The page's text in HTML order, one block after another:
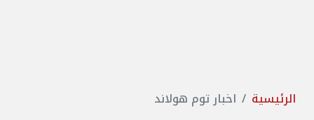
الرئيسية اخبار توم هولاند